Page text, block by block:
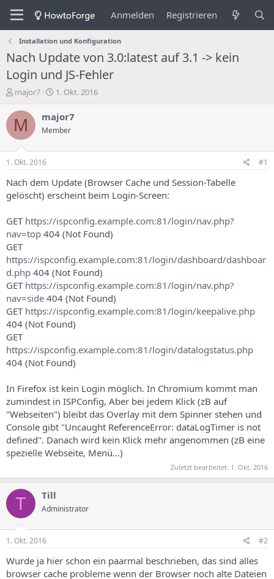
Anmelden Registrieren
Installation und Konfiguration
Nach Update von 3.0:latest auf 3.1 -> kein
Login und JS-Fehler
E
s
t
e
l
e
r
d
e
T
h
e
m
s
major7
E
s
t
e
n
g
s
a
t
m
1. Okt. 2016
M major7
Member
1. Okt. 2016 #1
Nach dem Update (Browser Cache und Session-Tabelle
gelöscht) erscheint beim Login-Screen:
GET https://ispconfig.example.com:81/login/nav.php?
nav=top 404 (Not Found)
GET
https://ispconfig.example.com:81/login/dashboard/dashboar
d.php 404 (Not Found)
GET https://ispconfig.example.com:81/login/nav.php?
nav=side 404 (Not Found)
GET https://ispconfig.example.com:81/login/keepalive.php
404 (Not Found)
GET
https://ispconfig.example.com:81/login/datalogstatus.php
404 (Not Found)
In Firefox ist kein Login möglich. In Chromium kommt man
zumindest in ISPConfig, Aber bei jedem Klick (zB auf
"Webseiten") bleibt das Overlay mit dem Spinner stehen und
Console gibt "Uncaught ReferenceError: dataLogTimer is not
defined". Danach wird kein Klick mehr angenommen (zB eine
spezielle Webseite, Menü...)
Zuletzt bearbeitet: 1. Okt. 2016
T Till
Administrator
1. Okt. 2016 #2
Wurde ja hier schon ein paarmal beschrieben, das sind alles
browser cache probleme wenn der Browser noch alte Dateien